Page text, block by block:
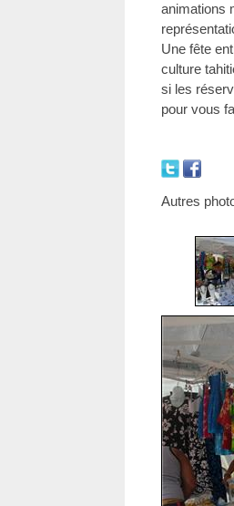
animations
Une fête
culture
si les
pour vous
Autres